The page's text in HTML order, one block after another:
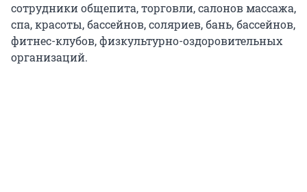
сотрудники общепита, торговли, салонов массажа,
спа, красоты, бассейнов, соляриев, бань, бассейнов,
фитнес-клубов, физкультурно-оздоровительных
организаций.